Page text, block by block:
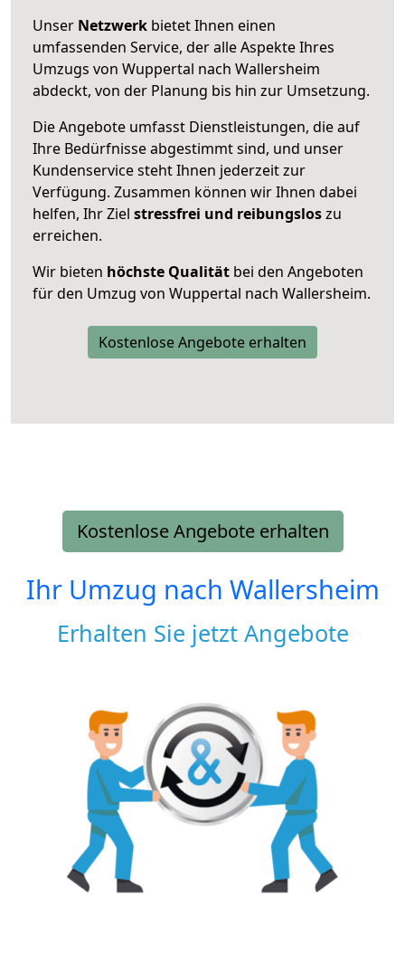
Unser Netzwerk bietet Ihnen einen
umfassenden Service, der alle Aspekte Ihres
Umzugs von Wuppertal nach Wallersheim
abdeckt, von der Planung bis hin zur Umsetzung.
Die Angebote umfasst Dienstleistungen, die auf
Ihre Bedürfnisse abgestimmt sind, und unser
Kundenservice steht Ihnen jederzeit zur
Verfügung. Zusammen können wir Ihnen dabei
helfen, Ihr Ziel stressfrei und reibungsloszu
erreichen.
Wir bieten höchste Qualität bei den Angeboten
für den Umzug von Wuppertal nach Wallersheim.
Kostenlose Angebote erhalten
Kostenlose Angebote erhalten
Ihr Umzug nach Wallersheim
Erhalten Sie jetzt Angebote